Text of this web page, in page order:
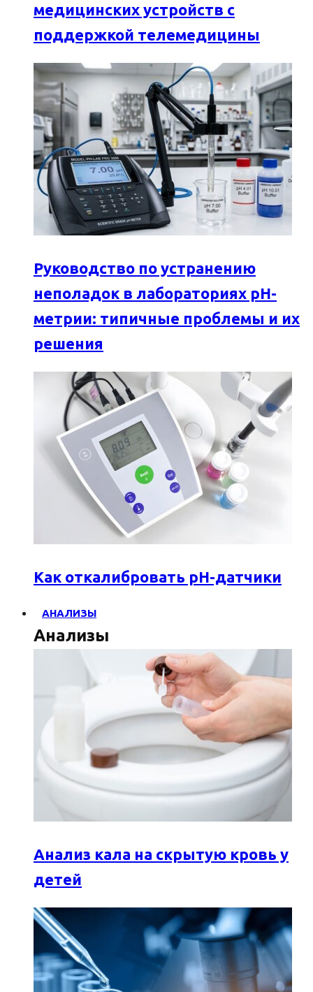
медицинских устройств с
поддержкой телемедицины
Руководство по устранению
неполадок в лабораториях pH-
метрии: типичные проблемы и их
решения
Как откалибровать pH-датчики
АНАЛИЗЫ
Анализы
Анализ кала на скрытую кровь у
детей